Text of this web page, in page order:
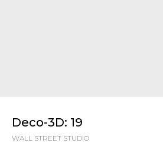
Deco-3D: 19
WALL STREET STUDIO